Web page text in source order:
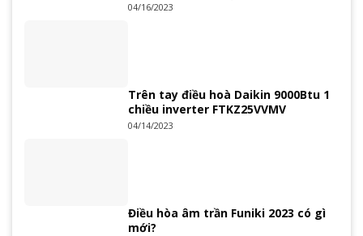
04/16/2023
Trên tay điều hoà Daikin 9000Btu 1
chiều inverter FTKZ25VVMV
04/14/2023
Điều hòa âm trần Funiki 2023 có gì
mới?